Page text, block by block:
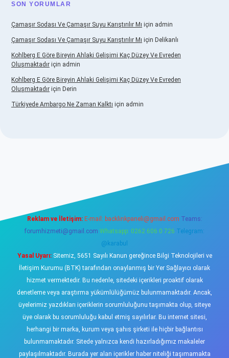
SON YORUMLAR
Çamaşır Sodası Ve Çamaşır Suyu Karıştırılır Mı için admin
Çamaşır Sodası Ve Çamaşır Suyu Karıştırılır Mı için Delikanlı
Kohlberg E Göre Bireyin Ahlaki Gelişimi Kaç Düzey Ve Evreden
Oluşmaktadır için admin
Kohlberg E Göre Bireyin Ahlaki Gelişimi Kaç Düzey Ve Evreden
Oluşmaktadır için Derin
Türkiyede Ambargo Ne Zaman Kalktı için admin
Reklam ve İletişim: E-mail: backlinkpaneli@gmail.com Teams:
forumhizmeti@gmail.com Whatsapp: 0262 606 0 726 Telegram:
@karabul
Yasal Uyarı:Sitemiz, 5651 Sayılı Kanun gereğince Bilgi Teknolojileri ve
İletişim Kurumu (BTK) tarafından onaylanmış bir Yer Sağlayıcı olarak
hizmet vermektedir. Bu nedenle, sitedeki içerikleri proaktif olarak
denetleme veya araştırma yükümlülüğümüz bulunmamaktadır. Ancak,
üyelerimiz yazdıkları içeriklerin sorumluluğunu taşımakta olup, siteye
üye olarak bu sorumluluğu kabul etmiş sayılırlar. Bu internet sitesi,
herhangi bir marka, kurum veya şahıs şirketi ile hiçbir bağlantısı
bulunmamaktadır. Sitede yalnızca kendi hazırladığımız makaleler
paylaşılmaktadır. Burada yer alan içerikler haber niteliği taşımamakta